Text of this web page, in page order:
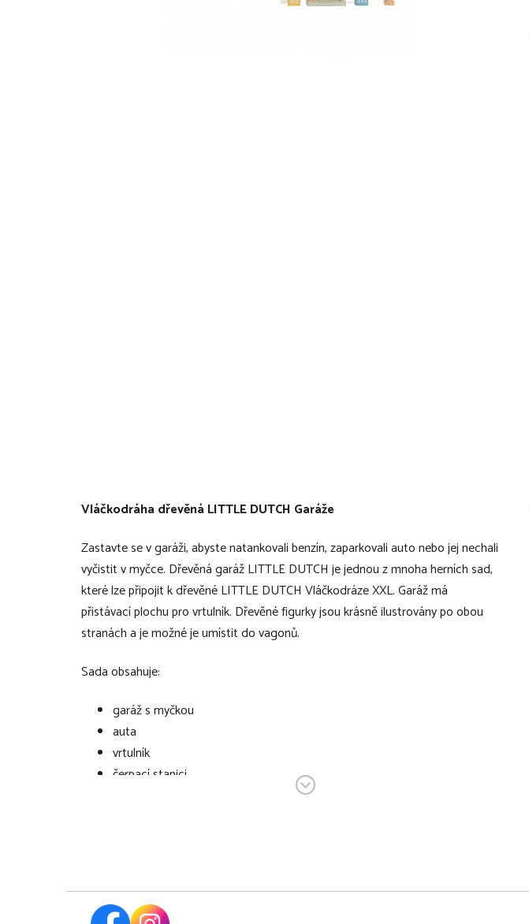
Vláčkodráha dřevěná LITTLE DUTCH Garáže
Zastavte se v garáži, abyste natankovali benzín, zaparkovali auto nebo jej nechali
vyčistit v myčce. Dřevěná garáž LITTLE DUTCH je jednou z mnoha herních sad,
které lze připojit k dřevěné LITTLE DUTCH Vláčkodráze XXL. Garáž má
přistávací plochu pro vrtulník. Dřevěné figurky jsou krásně ilustrovány po obou
stranách a je možné je umístit do vagonů.
Sada obsahuje:
garáž s myčkou
auta
vrtulník
čerpací stanici
dřevěná vláčkodráha - Garáže